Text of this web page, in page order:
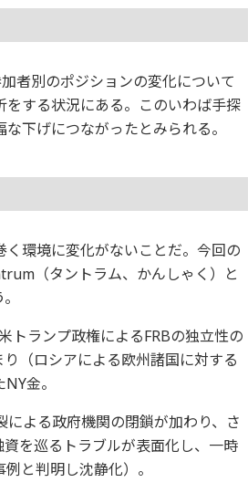
者別のポジションの変化について
する状況にある。このいわば手探
下げにつながったとみられる。
環境に変化がないことだ。今回の
（タントラム、かんしゃく）と
トランプ政権によるFRBの独立性の
（ロシアによる欧州諸国に対する
金。
よる政府機関の閉鎖が加わり、さ
を巡るトラブルが表面化し、一時
と判明し沈静化）。